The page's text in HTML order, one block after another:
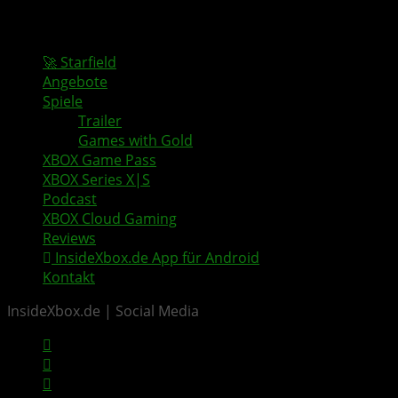
🚀 Starfield
Angebote
Spiele
Trailer
Games with Gold
XBOX Game Pass
XBOX Series X|S
Podcast
XBOX Cloud Gaming
Reviews
InsideXbox.de App für Android
Kontakt
InsideXbox.de | Social Media